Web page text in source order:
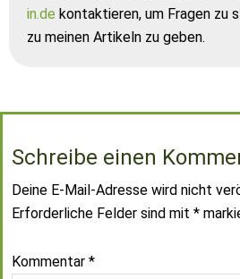
in.de kontaktieren, um Fragen zu
zu meinen Artikeln zu geben.
Schreibe einen
Deine E-Mail-Adresse wird nicht
Erforderliche Felder sind mit *
Kommentar *